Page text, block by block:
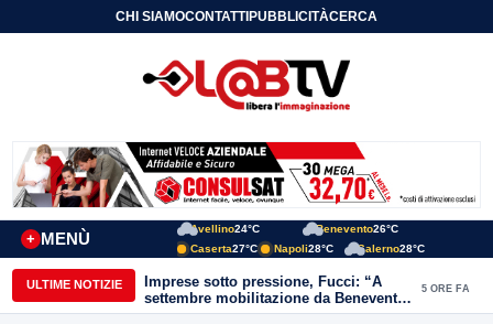
CHI SIAMOCONTATTIPUBBLICITÀCERCA
MENÙ
+
Avellino24°C Benevento26°C
Caserta27°C Napoli28°C Salerno28°C
ULTIME NOTIZIE
Imprese sotto pressione, Fucci: “A
settembre mobilitazione da Benevento
e Avellino”
5 ORE FA